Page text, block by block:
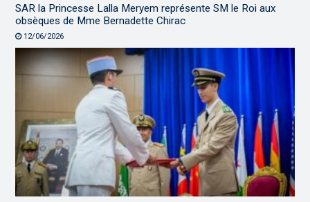
SAR la Princesse Lalla Meryem représente SM le Roi aux
obsèques de Mme Bernadette Chirac
12/06/2026